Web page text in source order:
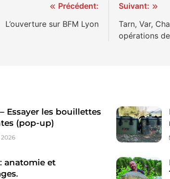
Précédent:
L’ouverture sur BFM Lyon
Suivant:
Tarn, Var,
opérations
Essayer les bouillettes
(pop-up)
anatomie et